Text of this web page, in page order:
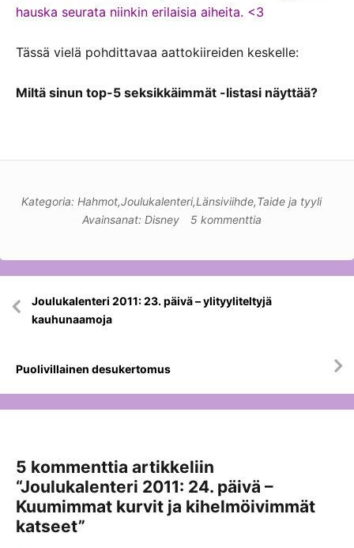
hauska seurata niinkin erilaisia aiheita. <3
Tässä vielä pohdittavaa aattokiireiden keskelle:
Miltä sinun top-5 seksikkäimmät -listasi näyttää?
Kategoria: Hahmot,Joulukalenteri,Länsiviihde,Taide ja tyyli
Avainsanat: Disney 5 kommenttia
selausJoulukalenteri 2011: 23. päivä – ylityyliteltyjä
kauhunaamoja
Puolivillainen desukertomus
5 kommenttia artikkeliin
“Joulukalenteri 2011: 24. päivä –
Kuumimmat kurvit ja kihelmöivimmät
katseet”